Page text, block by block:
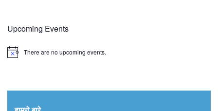
Upcoming Events
There are no upcoming events.